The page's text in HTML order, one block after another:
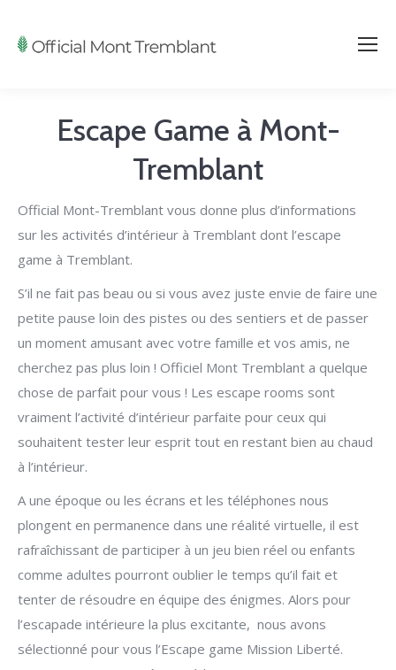
Escape Game à Mont-
Tremblant
Official Mont-Tremblant vous donne plus d’informations
sur les activités d’intérieur à Tremblant dont l’escape
game à Tremblant.
S’il ne fait pas beau ou si vous avez juste envie de faire une
petite pause loin des pistes ou des sentiers et de passer
un moment amusant avec votre famille et vos amis, ne
cherchez pas plus loin ! Officiel Mont Tremblant a quelque
chose de parfait pour vous ! Les escape rooms sont
vraiment l’activité d’intérieur parfaite pour ceux qui
souhaitent tester leur esprit tout en restant bien au chaud
à l’intérieur.
A une époque ou les écrans et les téléphones nous
plongent en permanence dans une réalité virtuelle, il est
rafraîchissant de participer à un jeu bien réel ou enfants
comme adultes pourront oublier le temps qu’il fait et
tenter de résoudre en équipe des énigmes. Alors pour
l’escapade intérieure la plus excitante, nous avons
sélectionné pour vous l’Escape game Mission Liberté.